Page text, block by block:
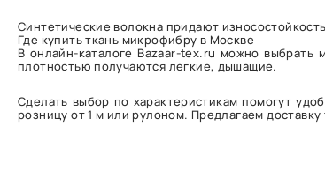
Синтетические волокна придают
Где купить ткань микрофибру в Москве
В онлайн-каталоге Bazaar-tex.ru можно
плотностью получаются легкие, дышащие.
Сделать выбор по характеристикам помогут
розницу от 1 м или рулоном. Предлагаем